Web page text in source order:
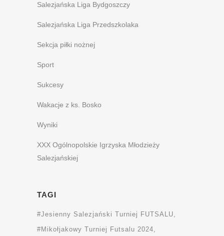
Salezjańska Liga Bydgoszczy
Salezjańska Liga Przedszkolaka
Sekcja piłki nożnej
Sport
Sukcesy
Wakacje z ks. Bosko
Wyniki
XXX Ogólnopolskie Igrzyska Młodzieży
Salezjańskiej
TAGI
#Jesienny Salezjański Turniej FUTSALU
#Mikołjakowy Turniej Futsalu 2024